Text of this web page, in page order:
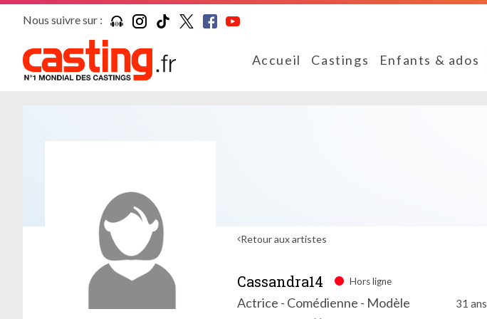
Nous suivre sur :
Accueil Castings Enfants & ados
Retour aux artistes
Cassandra14 Hors ligne
Actrice - Comédienne - Modèle 31 ans